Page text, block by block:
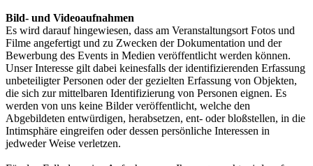
Bild- und Videoaufnahmen
Es wird darauf hingewiesen, dass am Veranstaltungsort Fotos und
Filme angefertigt und zu Zwecken der Dokumentation und der
Bewerbung des Events in Medien veröffentlicht werden können.
Unser Interesse gilt dabei keinesfalls der identifizierenden Erfassung
unbeteiligter Personen oder der gezielten Erfassung von Objekten,
die sich zur mittelbaren Identifizierung von Personen eignen. Es
werden von uns keine Bilder veröffentlicht, welche den
Abgebildeten entwürdigen, herabsetzen, ent- oder bloßstellen, in die
Intimsphäre eingreifen oder dessen persönliche Interessen in
jedweder Weise verletzen.